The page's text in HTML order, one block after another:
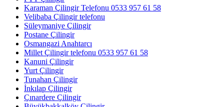
Karaman Çilingir Telefonu 0533 957 61 58
Velibaba Çilingir telefonu
Süleymaniye Çilingir
Postane Çilingir
Osmangazi Anahtarcı
Millet Çilingir telefonu 0533 957 61 58
Kanuni Çilingir
Yurt Çilingir
Tunahan Çilingir
İnkılap Çilingir
Çınardere Çilingir